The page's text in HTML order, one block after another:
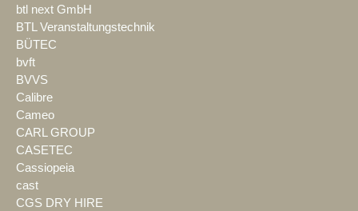
btl next GmbH
BTL Veranstaltungstechnik
BÜTEC
bvft
BVVS
Calibre
Cameo
CARL GROUP
CASETEC
Cassiopeia
cast
CGS DRY HIRE